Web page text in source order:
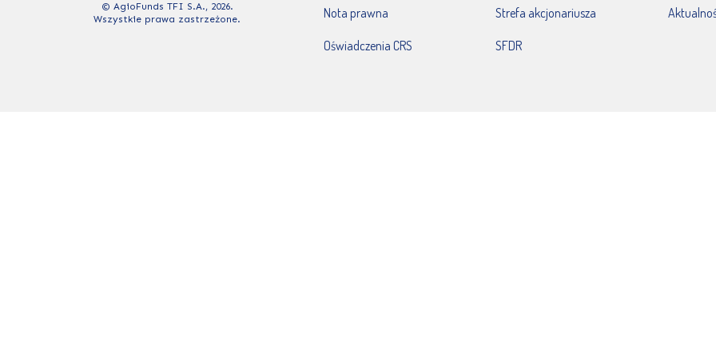
© AgioFunds TFI S.A., 2026.
Wszystkie prawa zastrzeżone.
Nota prawna
Oświadczenia CRS
Strefa akcjonariusza
SFDR